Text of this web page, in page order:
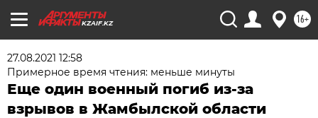
KZAIF.KZ 16+
27.08.2021 12:58
Примерное время чтения: меньше минуты
Еще один военный погиб из-за
взрывов в Жамбылской области